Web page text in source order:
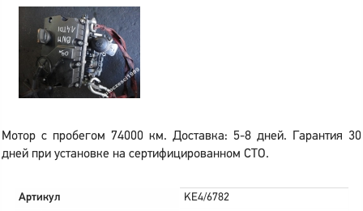
Мотор с пробегом 74000 км. Доставка: 5-8 дней. Гарантия 30
дней при установке на сертифицированном СТО.
Артикул
KE4/6782